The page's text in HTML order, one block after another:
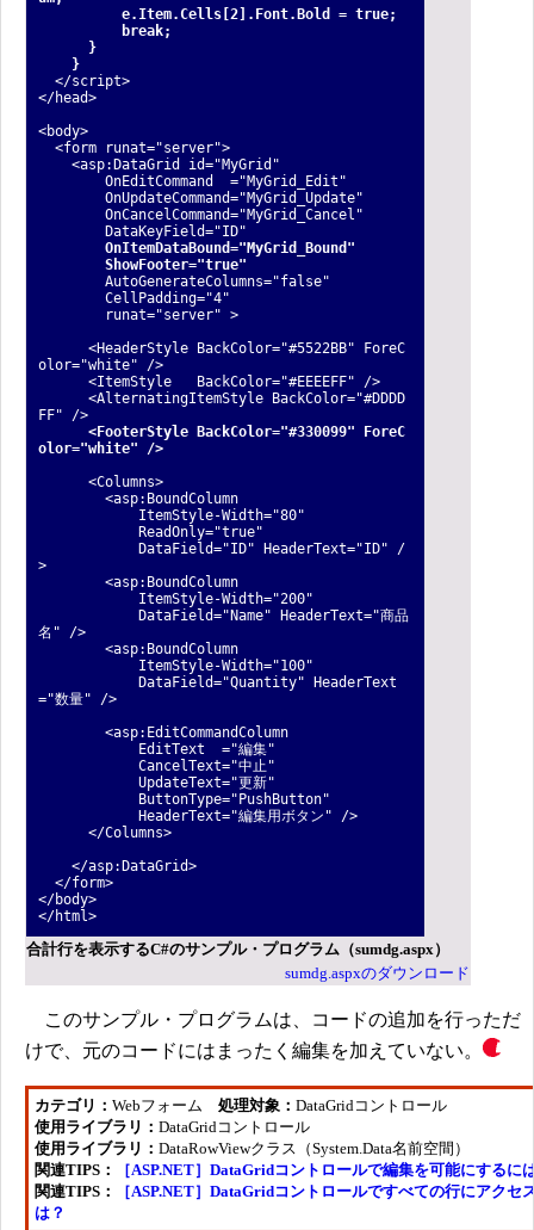
e.Item.Cells[2].Font.Bold = true;
break;
}
}
</script>
</head>
<body>
<form runat="server">
<asp:DataGrid id="MyGrid"
OnEditCommand ="MyGrid_Edit"
OnUpdateCommand="MyGrid_Update"
OnCancelCommand="MyGrid_Cancel"
DataKeyField="ID"
OnItemDataBound="MyGrid_Bound"
ShowFooter="true"
AutoGenerateColumns="false"
CellPadding="4"
runat="server" >
<HeaderStyle BackColor="#5522BB" ForeC
olor="white" />
<ItemStyle BackColor="#EEEEFF" />
<AlternatingItemStyle BackColor="#DDDD
FF" />
<FooterStyle BackColor="#330099" ForeC
olor="white" />
<Columns>
<asp:BoundColumn
ItemStyle-Width="80"
ReadOnly="true"
DataField="ID" HeaderText="ID" /
>
<asp:BoundColumn
ItemStyle-Width="200"
DataField="Name" HeaderText="商品
名" />
<asp:BoundColumn
ItemStyle-Width="100"
DataField="Quantity" HeaderText
="数量" />
<asp:EditCommandColumn
EditText ="編集"
CancelText="中止"
UpdateText="更新"
ButtonType="PushButton"
HeaderText="編集用ボタン" />
</Columns>
</asp:DataGrid>
</form>
</body>
</html>
合計行を表示するC#のサンプル・プログラム（sumdg.aspx）
sumdg.aspxのダウンロード
このサンプル・プログラムは、コードの追加を行っただ
けで、元のコードにはまったく編集を加えていない。
カテゴリ： Webフォーム 処理対象： DataGridコントロール
使用ライブラリ： DataGridコントロール
使用ライブラリ： DataRowViewクラス（System.Data名前空間）
関連TIPS：
［ASP.NET］DataGridコントロールで編集を可能にするに
関連TIPS：
［ASP.NET］DataGridコントロールですべての行にアクセ
は？